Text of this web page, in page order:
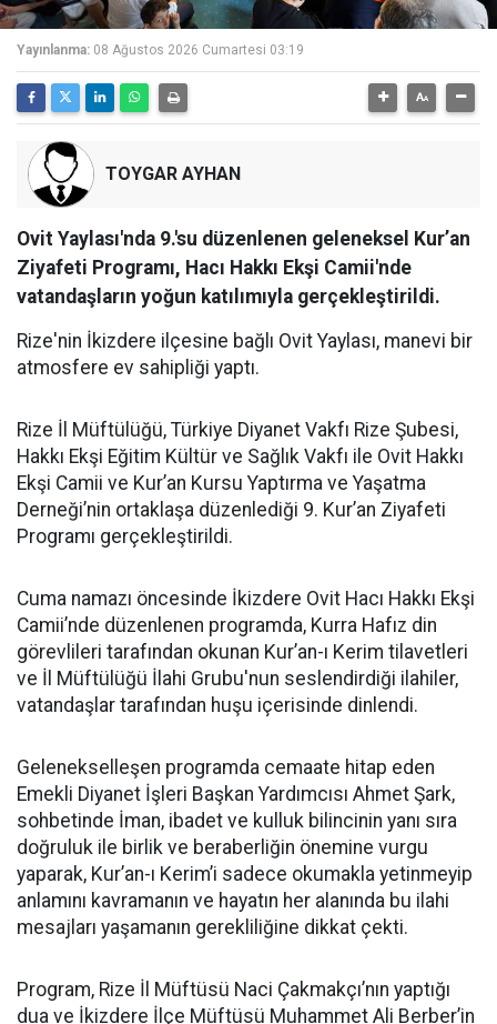
Yayınlanma: 08 Ağustos 2026 Cumartesi 03:19
TOYGAR AYHAN
Ovit Yaylası'nda 9.'su düzenlenen geleneksel Kur’an
Ziyafeti Programı, Hacı Hakkı Ekşi Camii'nde
vatandaşların yoğun katılımıyla gerçekleştirildi.
Rize'nin İkizdere ilçesine bağlı Ovit Yaylası, manevi bir
atmosfere ev sahipliği yaptı.
Rize İl Müftülüğü, Türkiye Diyanet Vakfı Rize Şubesi,
Hakkı Ekşi Eğitim Kültür ve Sağlık Vakfı ile Ovit Hakkı
Ekşi Camii ve Kur’an Kursu Yaptırma ve Yaşatma
Derneği’nin ortaklaşa düzenlediği 9. Kur’an Ziyafeti
Programı gerçekleştirildi.
Cuma namazı öncesinde İkizdere Ovit Hacı Hakkı Ekşi
Camii’nde düzenlenen programda, Kurra Hafız din
görevlileri tarafından okunan Kur’an-ı Kerim tilavetleri
ve İl Müftülüğü İlahi Grubu'nun seslendirdiği ilahiler,
vatandaşlar tarafından huşu içerisinde dinlendi.
Gelenekselleşen programda cemaate hitap eden
Emekli Diyanet İşleri Başkan Yardımcısı Ahmet Şark,
sohbetinde İman, ibadet ve kulluk bilincinin yanı sıra
doğruluk ile birlik ve beraberliğin önemine vurgu
yaparak, Kur’an-ı Kerim’i sadece okumakla yetinmeyip
anlamını kavramanın ve hayatın her alanında bu ilahi
mesajları yaşamanın gerekliliğine dikkat çekti.
Program, Rize İl Müftüsü Naci Çakmakçı’nın yaptığı
dua ve İkizdere İlçe Müftüsü Muhammet Ali Berber’in